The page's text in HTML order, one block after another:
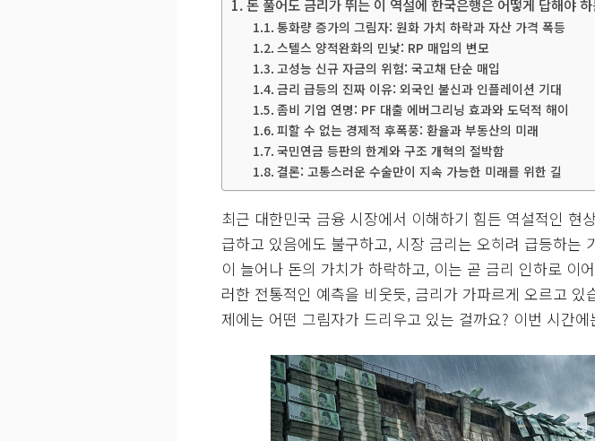
돈 풀어도 금리가 뛰는 이 역설에 한국은행은 어떻게 답해야
통화량 증가의 그림자: 원화 가치 하락과 자산 가격 폭등
스텔스 양적완화의 민낯: RP 매입의 변모
고성능 신규 자금의 위험: 국고채 단순 매입
금리 급등의 진짜 이유: 외국인 불신과 인플레이션 기대
좀비 기업 연명: PF 대출 에버그리닝 효과와 도덕적 해이
피할 수 없는 경제적 후폭풍: 환율과 부동산의 미래
국민연금 등판의 한계와 구조 개혁의 절박함
결론: 고통스러운 수술만이 지속 가능한 미래를 위한 길
최근 대한민국 금융 시장에서 이해하기 힘든 역설적인 현
급하고 있음에도 불구하고, 시장 금리는 오히려 급등하는
이 늘어나 돈의 가치가 하락하고, 이는 곧 금리 인하로 이
러한 전통적인 예측을 비웃듯, 금리가 가파르게 오르고
제에는 어떤 그림자가 드리우고 있는 걸까요? 이번 시간